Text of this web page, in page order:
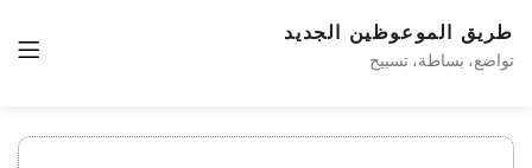
طريق الموعوظين الجديد
تواضع، بساطة، تسبيح